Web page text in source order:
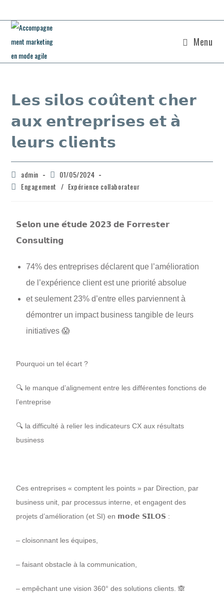
Menu
𝗟𝗲𝘀 𝘀𝗶𝗹𝗼𝘀 𝗰𝗼𝘂̂𝘁𝗲𝗻𝘁 𝗰𝗵𝗲𝗿
𝗮𝘂𝘅 𝗲𝗻𝘁𝗿𝗲𝗽𝗿𝗶𝘀𝗲𝘀 𝗲𝘁 𝗮̀
𝗹𝗲𝘂𝗿𝘀 𝗰𝗹𝗶𝗲𝗻𝘁𝘀
admin
01/05/2024
Engagement / Expérience collaborateur
𝗦𝗲𝗹𝗼𝗻 𝘂𝗻𝗲 𝗲́𝘁𝘂𝗱𝗲 𝟮𝟬𝟮𝟯 𝗱𝗲 𝗙𝗼𝗿𝗿𝗲𝘀𝘁𝗲𝗿
𝗖𝗼𝗻𝘀𝘂𝗹𝘁𝗶𝗻𝗴
74% des entreprises déclarent que l’amélioration
de l’expérience client est une priorité absolue
et seulement 23% d’entre elles parviennent à
démontrer un impact business tangible de leurs
initiatives 😱
Pourquoi un tel écart ?
🔍 le manque d’alignement entre les différentes fonctions de
l’entreprise
🔍 la difficulté à relier les indicateurs CX aux résultats
business
Ces entreprises « comptent les points » par Direction, par
business unit, par processus interne, et engagent des
projets d’amélioration (et SI) en 𝗺𝗼𝗱𝗲 𝗦𝗜𝗟𝗢𝗦 :
– cloisonnant les équipes,
– faisant obstacle à la communication,
– empêchant une vision 360° des solutions clients. 🙈